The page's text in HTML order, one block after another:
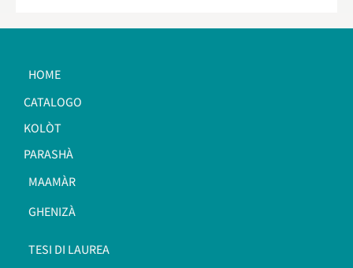
HOME
CATALOGO
KOLÒT
PARASHÀ
MAAMÀR
GHENIZÀ
TESI DI LAUREA